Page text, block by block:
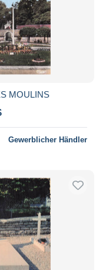
MOULINS
Gewerblicher Händler